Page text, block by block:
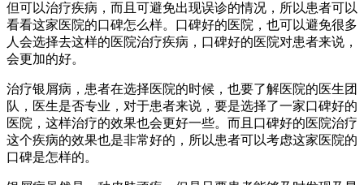
但可以治疗疾病，而且可避免出现误诊的情况，所以患者可以
看看这家医院的口碑怎么样。口碑好的医院，也可以避免很多
人会选择去这样的医院治疗疾病，口碑好的医院对患者来说，
会更加的好。
治疗银屑病，患者在选择医院的时候，也要了解医院的医生团
队，医生是否专业，对于患者来说，要是选择了一家口碑好的
医院，这样治疗的效果也会更好一些。而且口碑好的医院治疗
这个疾病的效果也是非常好的，所以患者可以考虑这家医院的
口碑是怎样的。